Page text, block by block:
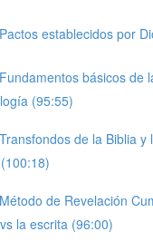
establecidos por
básicos de
(95:55)
de la Biblia y
de Revelación
la escrita (96:00)